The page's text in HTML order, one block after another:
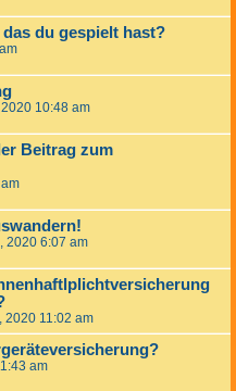
du gespielt hast?
2020 10:48 am
Beitrag zum
2020 6:07 am
2020 11:02 am
am